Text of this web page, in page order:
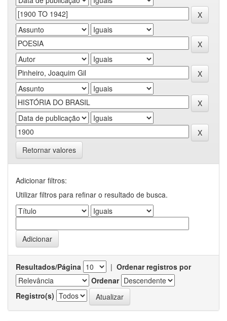
Retornar valores
Adicionar filtros:
Utilizar filtros para refinar o resultado de busca.
Resultados/Página | Ordenar registros por
Ordenar
Registro(s)